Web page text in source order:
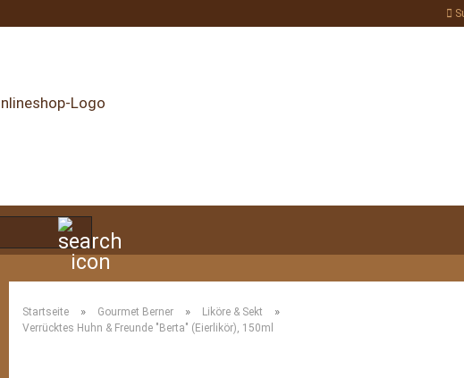
Startseite » Gourmet Berner » Liköre & Sekt »
Verrücktes Huhn & Freunde "Berta" (Eierlikör), 150ml